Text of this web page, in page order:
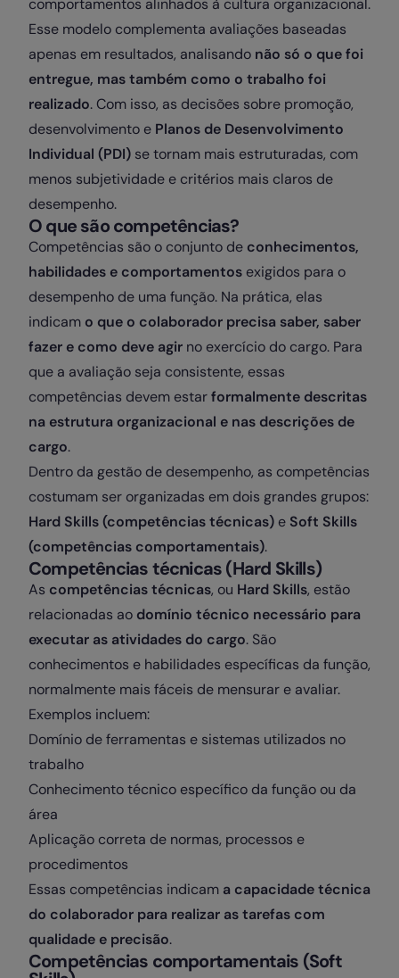
Esse modelo complementa avaliações baseadas
apenas em resultados, analisando não só o que foi
entregue, mas também como o trabalho foi
realizado. Com isso, as decisões sobre promoção,
desenvolvimento e Planos de Desenvolvimento
Individual (PDI) se tornam mais estruturadas, com
menos subjetividade e critérios mais claros de
desempenho.
O que são competências?
Competências são o conjunto de conhecimentos,
habilidades e comportamentos exigidos para o
desempenho de uma função. Na prática, elas
indicam o que o colaborador precisa saber, saber
fazer e como deve agir no exercício do cargo. Para
que a avaliação seja consistente, essas
competências devem estarformalmente descritas
na estrutura organizacional e nas descrições de
cargo.
Dentro da gestão de desempenho, as competências
costumam ser organizadas em dois grandes grupos:
Hard Skills (competências técnicas) e Soft Skills
(competências comportamentais).
Competências técnicas (Hard Skills)
As competências técnicas, ou Hard Skills, estão
relacionadas ao domínio técnico necessário para
executar as atividades do cargo. São
conhecimentos e habilidades específicas da função,
normalmente mais fáceis de mensurar e avaliar.
Exemplos incluem:
Domínio de ferramentas e sistemas utilizados no
trabalho
Conhecimento técnico específico da função ou da
área
Aplicação correta de normas, processos e
procedimentos
Essas competências indicam a capacidade técnica
do colaborador para realizar as tarefas com
qualidade e precisão.
Competências comportamentais (Soft